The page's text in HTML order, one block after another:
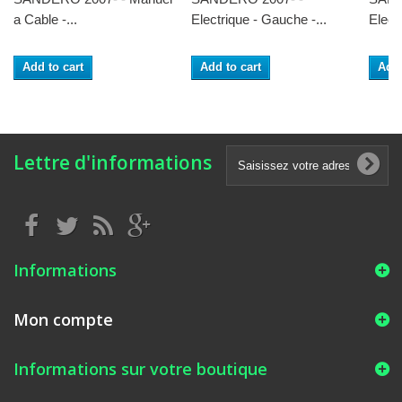
a Cable -...
Add to cart
Electrique - Gauche -...
Add to cart
Lettre d'informations
Informations
Mon compte
Informations sur votre boutique